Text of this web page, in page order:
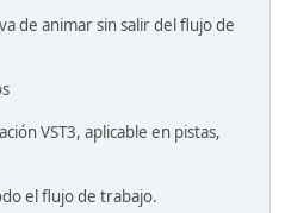
de animar sin salir del flujo de
VST3, aplicable en pistas,
el flujo de trabajo.